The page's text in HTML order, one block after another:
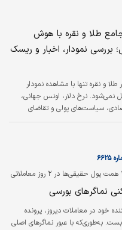
انتشار گزارش‌های ماهانه شرکت‌ها
جذابی رسیده، کاهش ریسک‌های
دیگری برای بازگشت تقاضا به بازار
طلا و نقره با هوش
بررسی نمودار، اخبار و ریسک
طلا و نقره تنها با مشاهده نمودار
نمی‌شود. نرخ دلار، اونس جهانی،
سیاست‌های پولی و تقاضای
می‌دهد تا کاربران بتوانند شرایط بازار،
احتمالی و میزان ریسک را دقیق‌تر و
کنند.
بیش از ۱۲ همت پول حقیقی‌ها در ۲ روز معاملاتی
شدنماگرهای بورسی
خود در معاملات دیروز، پرونده
به‌طوری‌که با عبور نماگرهای اصلی